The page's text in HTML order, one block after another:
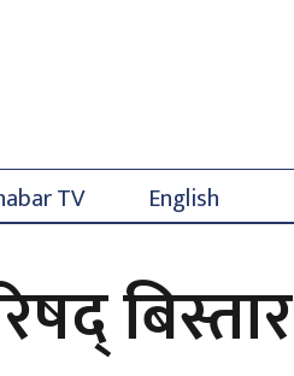
TV English
बिस्तार